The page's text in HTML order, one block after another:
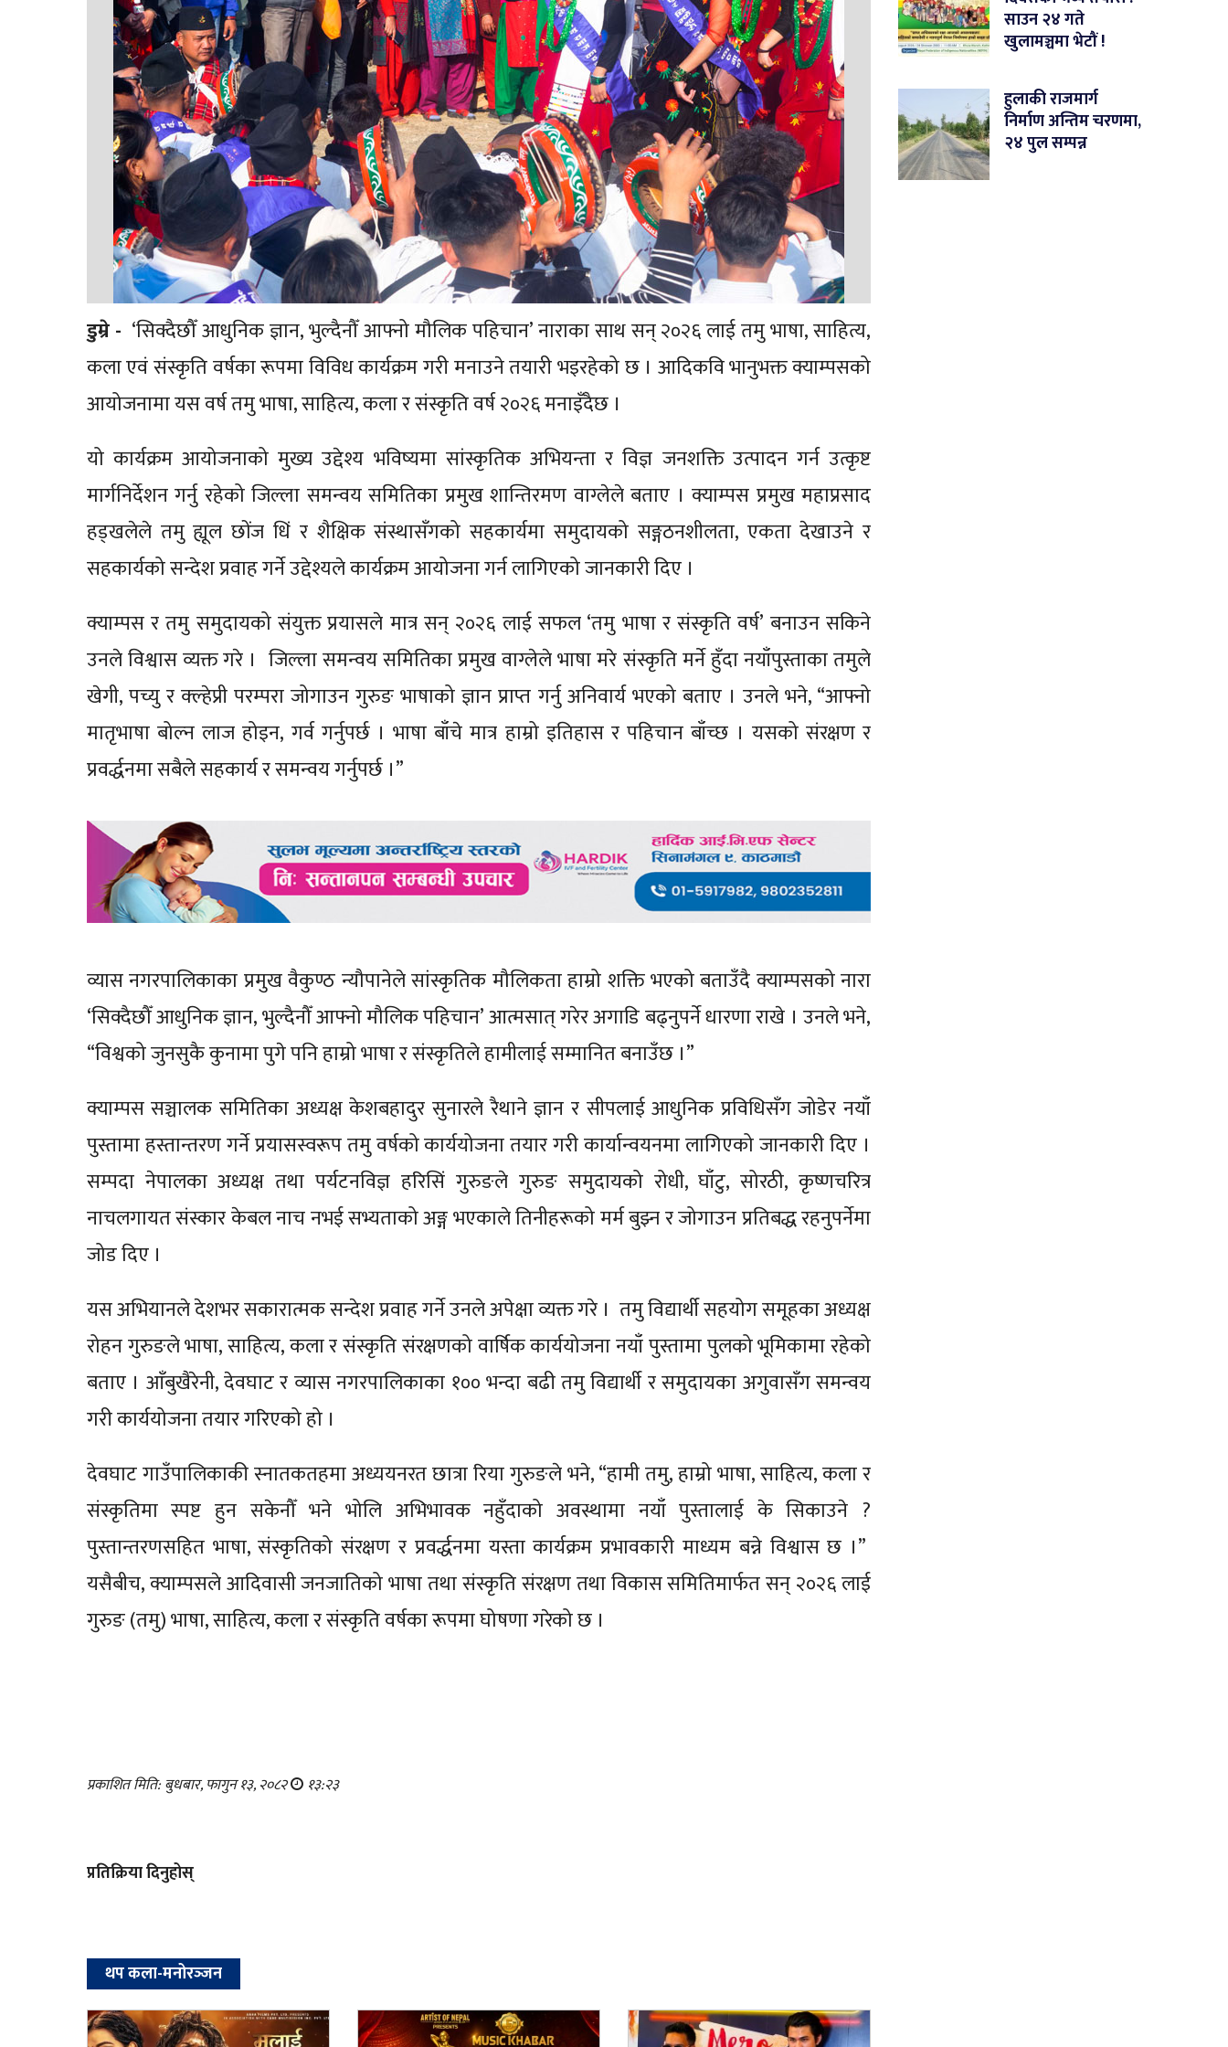
डुम्रे - ‘सिक्दैछौँ आधुनिक ज्ञान, भुल्दैनौँ आफ्नो मौलिक पहिचान’ नाराका साथ सन् २०२६ लाई तमु भाषा, साहित्य,
कला एवं संस्कृति वर्षका रूपमा विविध कार्यक्रम गरी मनाउने तयारी भइरहेको छ । आदिकवि भानुभक्त क्याम्पसको
आयोजनामा यस वर्ष तमु भाषा, साहित्य, कला र संस्कृति वर्ष २०२६ मनाइँदैछ ।
यो कार्यक्रम आयोजनाको मुख्य उद्देश्य भविष्यमा सांस्कृतिक अभियन्ता र विज्ञ जनशक्ति उत्पादन गर्न उत्कृष्ट
मार्गनिर्देशन गर्नु रहेको जिल्ला समन्वय समितिका प्रमुख शान्तिरमण वाग्लेले बताए । क्याम्पस प्रमुख महाप्रसाद
हड्खलेले तमु ह्यूल छोंज धिं र शैक्षिक संस्थासँगको सहकार्यमा समुदायको सङ्गठनशीलता, एकता देखाउने र
सहकार्यको सन्देश प्रवाह गर्ने उद्देश्यले कार्यक्रम आयोजना गर्न लागिएको जानकारी दिए ।
क्याम्पस र तमु समुदायको संयुक्त प्रयासले मात्र सन् २०२६ लाई सफल ‘तमु भाषा र संस्कृति वर्ष’ बनाउन सकिने
उनले विश्वास व्यक्त गरे । जिल्ला समन्वय समितिका प्रमुख वाग्लेले भाषा मरे संस्कृति मर्ने हुँदा नयाँपुस्ताका तमुले
खेगी, पच्यु र क्ल्हेप्री परम्परा जोगाउन गुरुङ भाषाको ज्ञान प्राप्त गर्नु अनिवार्य भएको बताए । उनले भने, “आफ्नो
मातृभाषा बोल्न लाज होइन, गर्व गर्नुपर्छ । भाषा बाँचे मात्र हाम्रो इतिहास र पहिचान बाँच्छ । यसको संरक्षण र
प्रवर्द्धनमा सबैले सहकार्य र समन्वय गर्नुपर्छ ।”
व्यास नगरपालिकाका प्रमुख वैकुण्ठ न्यौपानेले सांस्कृतिक मौलिकता हाम्रो शक्ति भएको बताउँदै क्याम्पसको नारा
‘सिक्दैछौँ आधुनिक ज्ञान, भुल्दैनौँ आफ्नो मौलिक पहिचान’ आत्मसात् गरेर अगाडि बढ्नुपर्ने धारणा राखे । उनले भने,
“विश्वको जुनसुकै कुनामा पुगे पनि हाम्रो भाषा र संस्कृतिले हामीलाई सम्मानित बनाउँछ ।”
क्याम्पस सञ्चालक समितिका अध्यक्ष केशबहादुर सुनारले रैथाने ज्ञान र सीपलाई आधुनिक प्रविधिसँग जोडेर नयाँ
पुस्तामा हस्तान्तरण गर्ने प्रयासस्वरूप तमु वर्षको कार्ययोजना तयार गरी कार्यान्वयनमा लागिएको जानकारी दिए ।
सम्पदा नेपालका अध्यक्ष तथा पर्यटनविज्ञ हरिसिं गुरुङले गुरुङ समुदायको रोधी, घाँटु, सोरठी, कृष्णचरित्र
नाचलगायत संस्कार केबल नाच नभई सभ्यताको अङ्ग भएकाले तिनीहरूको मर्म बुझ्न र जोगाउन प्रतिबद्ध रहनुपर्नेमा
जोड दिए ।
यस अभियानले देशभर सकारात्मक सन्देश प्रवाह गर्ने उनले अपेक्षा व्यक्त गरे । तमु विद्यार्थी सहयोग समूहका अध्यक्ष
रोहन गुरुङले भाषा, साहित्य, कला र संस्कृति संरक्षणको वार्षिक कार्ययोजना नयाँ पुस्तामा पुलको भूमिकामा रहेको
बताए । आँबुखैरेनी, देवघाट र व्यास नगरपालिकाका १०० भन्दा बढी तमु विद्यार्थी र समुदायका अगुवासँग समन्वय
गरी कार्ययोजना तयार गरिएको हो ।
देवघाट गाउँपालिकाकी स्नातकतहमा अध्ययनरत छात्रा रिया गुरुङले भने, “हामी तमु, हाम्रो भाषा, साहित्य, कला र
संस्कृतिमा स्पष्ट हुन सकेनौँ भने भोलि अभिभावक नहुँदाको अवस्थामा नयाँ पुस्तालाई के सिकाउने ?
पुस्तान्तरणसहित भाषा, संस्कृतिको संरक्षण र प्रवर्द्धनमा यस्ता कार्यक्रम प्रभावकारी माध्यम बन्ने विश्वास छ ।”
यसैबीच, क्याम्पसले आदिवासी जनजातिको भाषा तथा संस्कृति संरक्षण तथा विकास समितिमार्फत सन् २०२६ लाई
गुरुङ (तमु) भाषा, साहित्य, कला र संस्कृति वर्षका रूपमा घोषणा गरेको छ ।
प्रकाशित मिति: बुधबार, फागुन १३, २०८२ १३:२३
प्रतिक्रिया दिनुहोस्
थप कला-मनोरञ्‍जन
साउन २४ गते
खुलामञ्चमा भेटौं !
हुलाकी राजमार्ग
निर्माण अन्तिम चरणमा,
२४ पुल सम्पन्न